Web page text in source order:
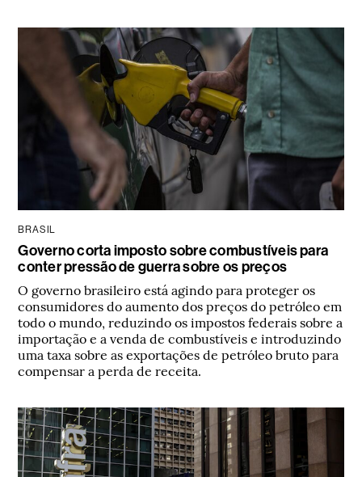
BRASIL
Governo corta imposto sobre combustíveis para
conter pressão de guerra sobre os preços
O governo brasileiro está agindo para proteger os
consumidores do aumento dos preços do petróleo em
todo o mundo, reduzindo os impostos federais sobre a
importação e a venda de combustíveis e introduzindo
uma taxa sobre as exportações de petróleo bruto para
compensar a perda de receita.